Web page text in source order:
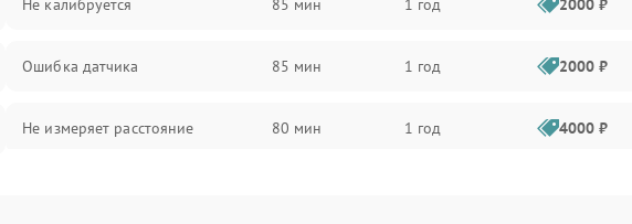
Не калибруется 85 мин 1 год 2000 ₽
Ошибка датчика 85 мин 1 год 2000 ₽
Не измеряет расстояние 80 мин 1 год 4000 ₽